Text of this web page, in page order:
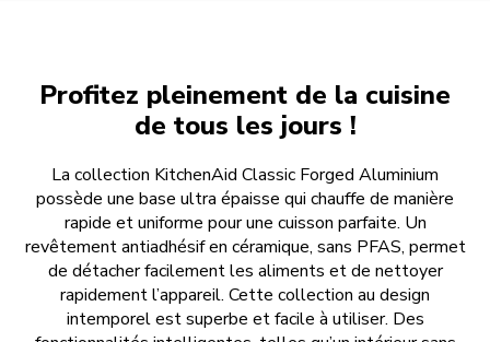
Profitez pleinement de la cuisine
de tous les jours !
La collection KitchenAid Classic Forged Aluminium
possède une base ultra épaisse qui chauffe de manière
rapide et uniforme pour une cuisson parfaite. Un
revêtement antiadhésif en céramique, sans PFAS, permet
de détacher facilement les aliments et de nettoyer
rapidement l’appareil. Cette collection au design
intemporel est superbe et facile à utiliser. Des